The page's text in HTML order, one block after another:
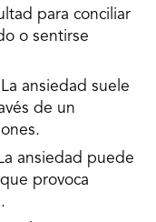
para conciliar
o sentirse
La ansiedad suele
de un
La ansiedad puede
provoca